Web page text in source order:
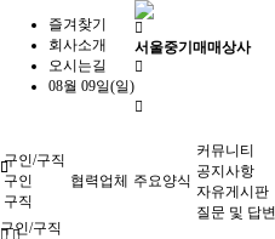
즐겨찾기
회사소개
오시는길
08월 09일(일)
서울중기매매상사
구인/구직
구인/구직
구인
구직
협력업체 주요양식
커뮤니티
공지사항
자유게시판
질문 및 답변